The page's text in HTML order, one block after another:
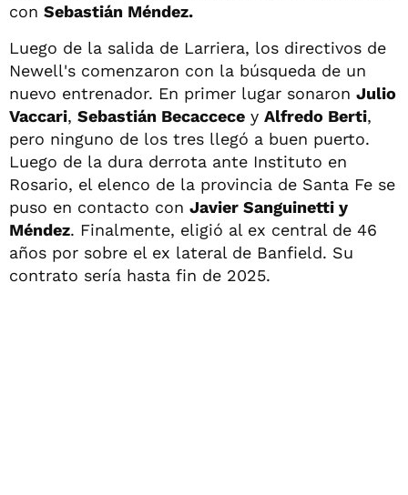
con Sebastián Méndez.
Luego de la salida de Larriera, los directivos de
Newell's comenzaron con la búsqueda de un
nuevo entrenador. En primer lugar sonaron Julio
Vaccari, Sebastián Becaccece y Alfredo Berti,
pero ninguno de los tres llegó a buen puerto.
Luego de la dura derrota ante Instituto en
Rosario, el elenco de la provincia de Santa Fe se
puso en contacto con Javier Sanguinetti y
Méndez. Finalmente, eligió al ex central de 46
años por sobre el ex lateral de Banfield. Su
contrato sería hasta fin de 2025.